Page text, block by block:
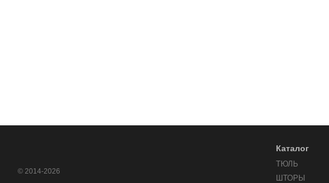
© 2014-2026
Каталог
ТЮЛЬ
ШТОРЫ